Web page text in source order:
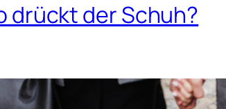
drückt der Schuh?